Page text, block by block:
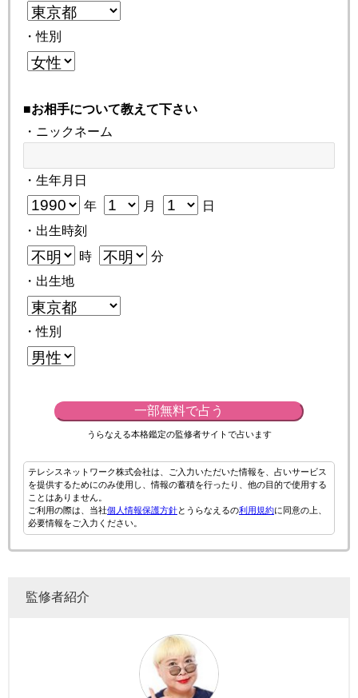
・性別
■お相手について教えて下さい
・ニックネーム
・生年月日
年 月
日
・出生時刻
時
分
・出生地
・性別
一部無料で占う
うらなえる本格鑑定の監修者サイトで占います
テレシスネットワーク株式会社は、ご入力いただいた情報を、占いサービス
を提供するためにのみ使用し、情報の蓄積を行ったり、他の目的で使用する
ことはありません。
ご利用の際は、当社個人情報保護方針とうらなえるの利用規約に同意の上、
必要情報をご入力ください。
監修者紹介